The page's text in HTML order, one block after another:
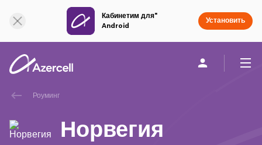
Кабинетим для"
Android
Установить
Роуминг
Норвегия
Онлайн поддержка